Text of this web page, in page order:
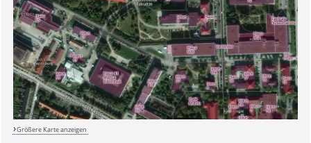
Sicherheitsabfrage:
Größere Karte anzeigen